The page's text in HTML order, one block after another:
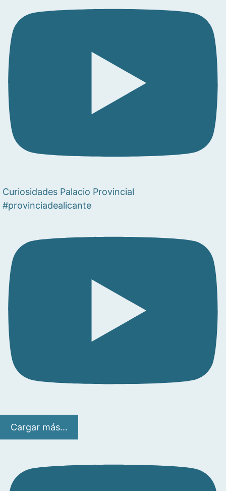
Curiosidades Palacio Provincial
#provinciadealicante
Cargar más...